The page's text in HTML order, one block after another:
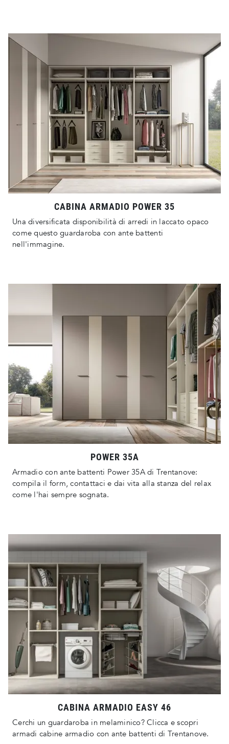
CABINA ARMADIO POWER 35
Una diversificata disponibilità di arredi in laccato opaco
come questo guardaroba con ante battenti
nell'immagine.
POWER 35A
Armadio con ante battenti Power 35A di Trentanove:
compila il form, contattaci e dai vita alla stanza del relax
come l'hai sempre sognata.
CABINA ARMADIO EASY 46
Cerchi un guardaroba in melaminico? Clicca e scopri
armadi cabine armadio con ante battenti di Trentanove.